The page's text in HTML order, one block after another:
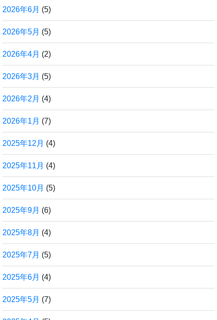
2026年6月 (5)
2026年5月 (5)
2026年4月 (2)
2026年3月 (5)
2026年2月 (4)
2026年1月 (7)
2025年12月 (4)
2025年11月 (4)
2025年10月 (5)
2025年9月 (6)
2025年8月 (4)
2025年7月 (5)
2025年6月 (4)
2025年5月 (7)